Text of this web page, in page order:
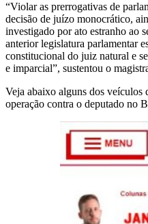
“Violar as prerrogativas de
decisão de juízo monocrático,
investigado por ato estranho ao
anterior legislatura parlamentar
constitucional do juiz natural e
e imparcial”, sustentou o
Veja abaixo alguns dos veículos
operação contra o deputado no